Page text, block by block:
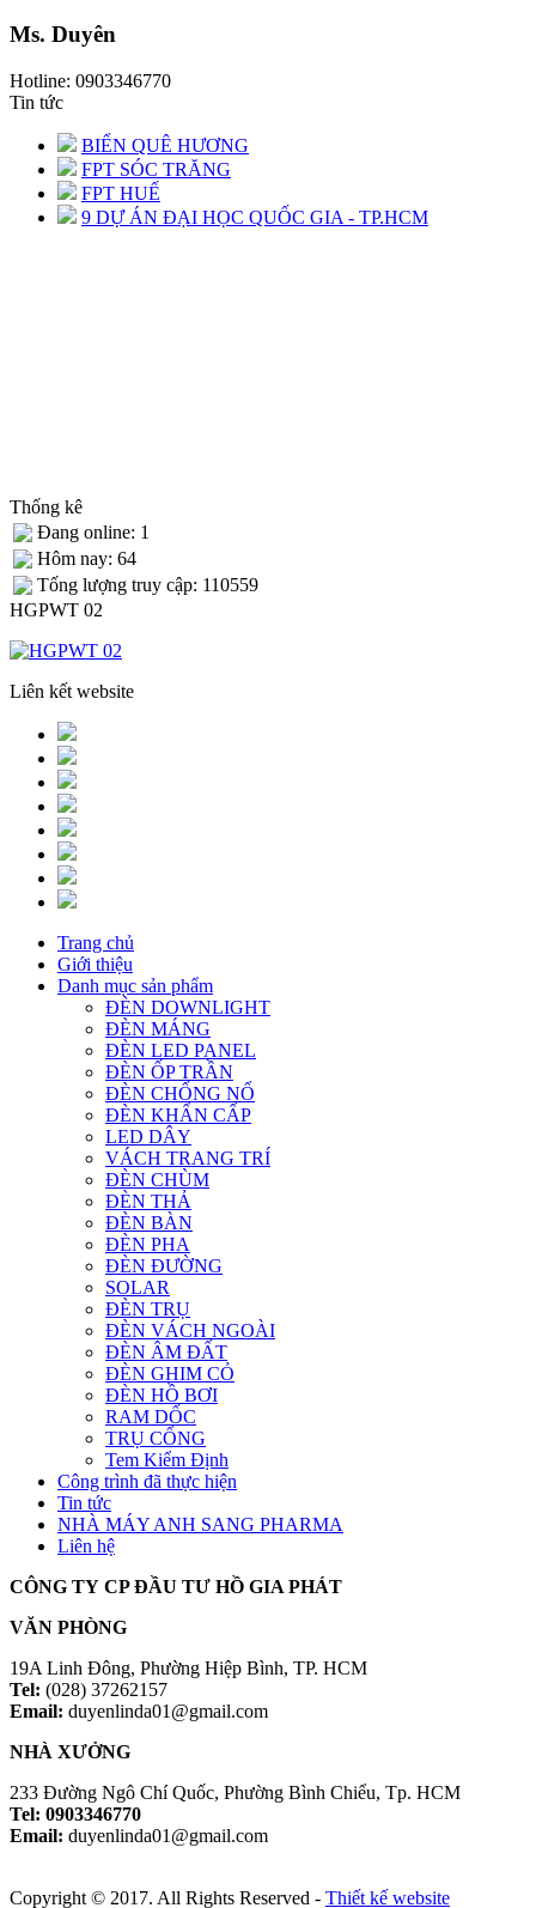
Ms. Duyên
Hotline: 0903346770
Tin tức
BIỂN QUÊ HƯƠNG
FPT SÓC TRĂNG
FPT HUẾ
9 DỰ ÁN ĐẠI HỌC QUỐC GIA - TP.HCM
Thống kê
Đang online: 1
Hôm nay: 64
Tống lượng truy cập: 110559
HGPWT 02
Liên kết website
Trang chủ
Giới thiệu
Danh mục sản phẩm
ĐÈN DOWNLIGHT
ĐÈN MÁNG
ĐÈN LED PANEL
ĐÈN ỐP TRẦN
ĐÈN CHỐNG NỔ
ĐÈN KHẨN CẤP
LED DÂY
VÁCH TRANG TRÍ
ĐÈN CHÙM
ĐÈN THẢ
ĐÈN BÀN
ĐÈN PHA
ĐÈN ĐƯỜNG
SOLAR
ĐÈN TRỤ
ĐÈN VÁCH NGOÀI
ĐÈN ÂM ĐẤT
ĐÈN GHIM CỎ
ĐÈN HỒ BƠI
RAM DỐC
TRỤ CỔNG
Tem Kiểm Định
Công trình đã thực hiện
Tin tức
NHÀ MÁY ANH SANG PHARMA
Liên hệ
CÔNG TY CP ĐẦU TƯ HỒ GIA PHÁT
VĂN PHÒNG
19A Linh Đông, Phường Hiệp Bình, TP. HCM
Tel: (028) 37262157
Email: duyenlinda01@gmail.com
NHÀ XƯỞNG
233 Đường Ngô Chí Quốc, Phường Bình Chiểu, Tp. HCM
Tel: 0903346770
Email: duyenlinda01@gmail.com
Copyright © 2017. All Rights Reserved - Thiết kế website